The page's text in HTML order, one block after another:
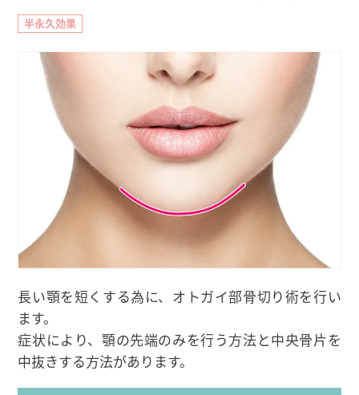
半永久効果
長い顎を短くする為に、オトガイ部骨切り術を行い
ます。
症状により、顎の先端のみを行う方法と中央骨片を
中抜きする方法があります。